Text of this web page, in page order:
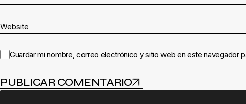
Guardar mi nombre, correo electrónico y sitio web en este navegador
PUBLICAR COMENTARIO